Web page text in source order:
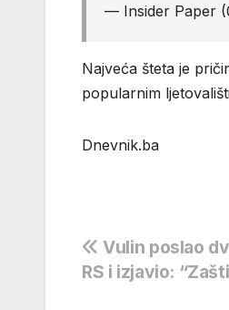
— Insider Paper
Najveća šteta je
popularnim
Dnevnik.ba
Navigacija
objava
Vulin poslao
RS i izjavio: